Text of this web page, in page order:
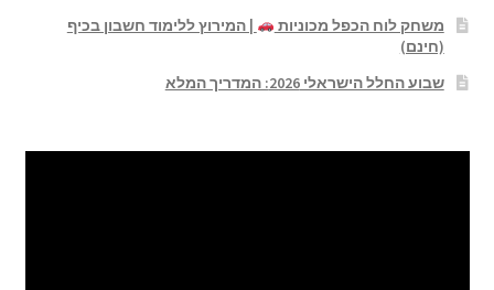
משחק לוח הכפל מכוניות
| המירוץ ללימוד חשבון בכיף
(חינם)
שבוע החלל הישראלי 2026: המדריך המלא